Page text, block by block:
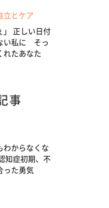
とケア
」 正しい日付
い私に そっ
れたあなた
事
わからなくな
知症初期、不
った勇気